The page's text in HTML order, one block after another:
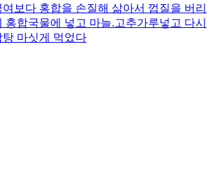
보다 홍합을 손질해 삶아서 껍질을 버리
홍합국물에 넣고 마늘.고추가루넣고 다시
마싯게 먹었다